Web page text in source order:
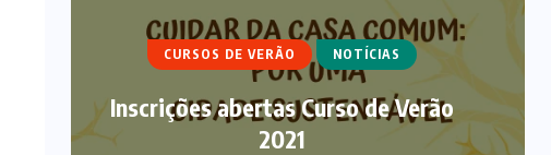
ARTIGOS CURSO DE ECUMENISMO
ECUMENISMO TRANSFORMADOR:
ENTRE A TERRA, OS POVOS E A
ESPERANÇA